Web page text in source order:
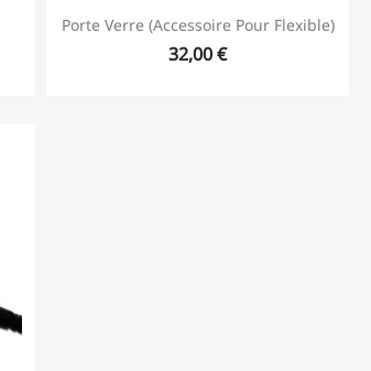
Porte Verre (accessoire Pour Flexible)
32,00 €